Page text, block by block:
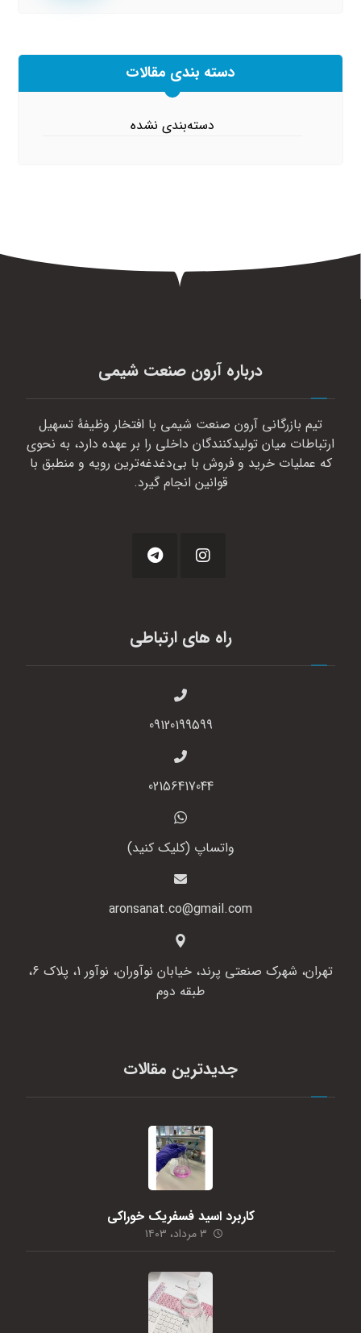
دسته بندی مقالات
دسته‌بندی نشده
درباره آرون صنعت شیمی
تیم بازرگانی آرون صنعت شیمی با افتخار وظیفهٔ تسهیل
ارتباطات میان تولیدکنندگان داخلی را بر عهده دارد، به نحوی
که عملیات خرید و فروش با بی‌دغدغه‌ترین رویه و منطبق با
قوانین انجام گیرد.
راه های ارتباطی
09120199599
02156417044
واتساپ (کلیک کنید)
aronsanat.co@gmail.com
تهران، شهرک صنعتی پرند، خیابان نوآوران، نوآور 1، پلاک 6،
طبقه دوم
جدیدترین مقالات
کاربرد اسید فسفریک خوراکی
۳ مرداد، ۱۴۰۳